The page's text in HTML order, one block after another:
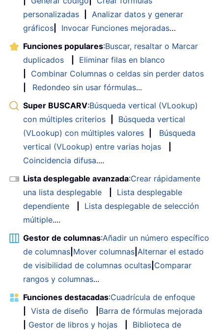
personalizadas
Analizar datos y generar
gráficos
Invocar Funciones mejoradas…
Funciones populares:Buscar, resaltar o Marcar
duplicados
Eliminar filas en blanco
Combinar Columnas o celdas sin perder datos
Redondeo sin usar fórmulas...
Super BUSCARV:Búsqueda vertical (VLookup)
con múltiples criterios
Búsqueda vertical
(VLookup) con múltiples valores
Búsqueda
vertical (VLookup) entre varias hojas
Coincidencia difusa....
Lista desplegable avanzada:Crear rápidamente
una lista desplegable
Lista desplegable
dependiente
Lista desplegable de selección
múltiple....
Gestor de columnas:Añadir un número específico
de columnas Mover columnas Alternar el estado
de visibilidad de columnas ocultas Comparar
rangos y columnas...
Funciones destacadas:Cuadrícula de enfoque
Vista de diseño
Barra de fórmulas mejorada
Gestor de libros y hojas
Biblioteca de